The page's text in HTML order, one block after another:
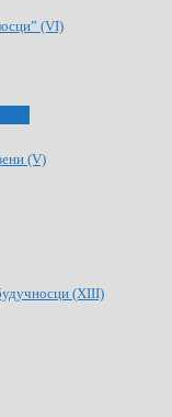
(VI)
(V)
(XIII)